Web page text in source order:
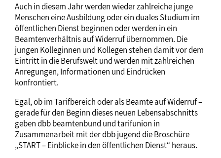
Auch in diesem Jahr werden wieder zahlreiche junge
Menschen eine Ausbildung oder ein duales Studium im
öffentlichen Dienst beginnen oder werden in ein
Beamtenverhältnis auf Widerruf übernommen. Die
jungen Kolleginnen und Kollegen stehen damit vor dem
Eintritt in die Berufswelt und werden mit zahlreichen
Anregungen, Informationen und Eindrücken
konfrontiert.
Egal, ob im Tarifbereich oder als Beamte auf Widerruf –
gerade für den Beginn dieses neuen Lebensabschnitts
geben dbb beamtenbund und tarifunion in
Zusammenarbeit mit der dbb jugend die Broschüre
„START – Einblicke in den öffentlichen Dienst“ heraus.